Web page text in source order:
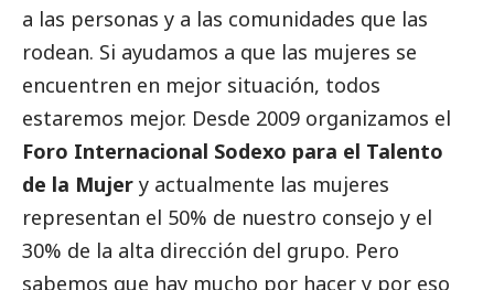
a las personas y a las comunidades que las
rodean. Si ayudamos a que las mujeres se
encuentren en mejor situación, todos
estaremos mejor. Desde 2009 organizamos el
Foro Internacional Sodexo para el Talento
de la Mujer y actualmente las mujeres
representan el 50% de nuestro consejo y el
30% de la alta dirección del grupo. Pero
sabemos que hay mucho por hacer y por eso